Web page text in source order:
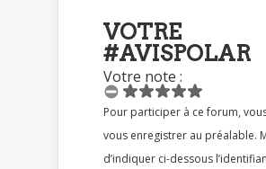
VOTRE
#AVISPOLAR
Votre note :
Pour participer à ce forum, vous devez
vous enregistrer au préalable.
d’indiquer ci-dessous